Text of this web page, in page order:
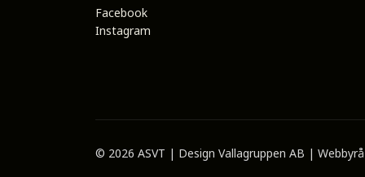
Facebook
Instagram
© 2026 ASVT | Design Vallagruppen AB | Webbyrå